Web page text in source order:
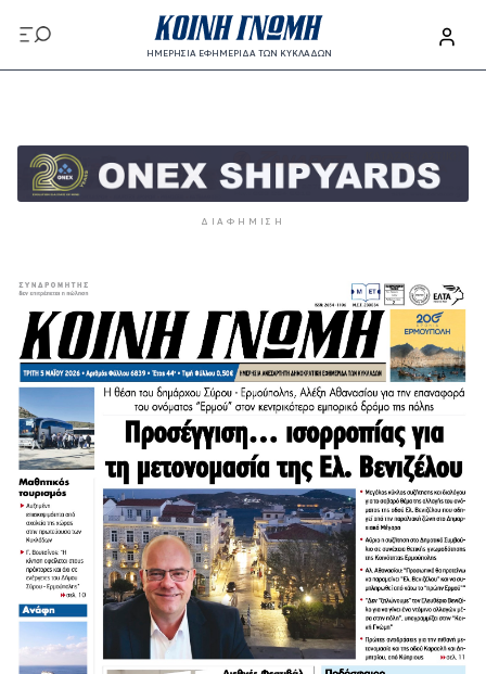
Παράκαμψη προς το κυρίως περιεχόμενο
ΗΜΕΡΗΣΙΑ ΕΦΗΜΕΡΙΔΑ ΤΩΝ ΚΥΚΛΑΔΩΝ
ΔΙΑΦΉΜΙΣΗ